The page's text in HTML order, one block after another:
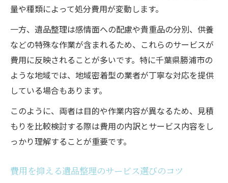
量や種類によって処分費用が変動します。
一方、遺品整理は感情面への配慮や貴重品の分別、供養
などの特殊な作業が含まれるため、これらのサービスが
費用に反映されることが多いです。特に千葉県勝浦市の
ような地域では、地域密着型の業者が丁寧な対応を提供
している場合もあります。
このように、両者は目的や作業内容が異なるため、見積
もりを比較検討する際は費用の内訳とサービス内容をし
っかり理解することが重要です。
費用を抑える遺品整理のサービス選びのコツ